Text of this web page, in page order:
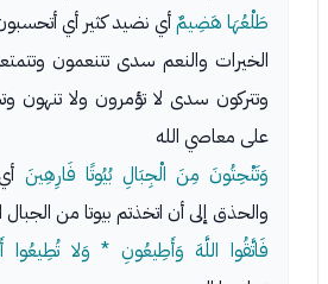
طَلْعُهَا هَضِيمٌأي نضيد كثير أي
الخيرات والنعم سدى تتنعمون
وتتركون سدى لا تؤمرون ولا تنهون
على معاصي الله
وَتَنْحِتُونَ مِنَ الْجِبَالِ بُيُوتًا فَارِهِينَ
والحذق إلى أن اتخذتم بيوتا من
فَاتَّقُوا اللَّهَ وَأَطِيعُونِ * وَلا تُطِيعُوا